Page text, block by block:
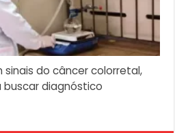
sinais do câncer colorretal,
diagnóstico